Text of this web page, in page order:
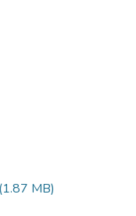
(1.87 MB)